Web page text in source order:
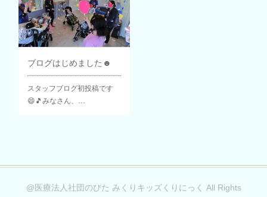
ブログはじめました☻
スタッフブログ初投稿です
😄🎵みなさん、…
@医療法人社団のびた みくりキッズくりにっく All Rights